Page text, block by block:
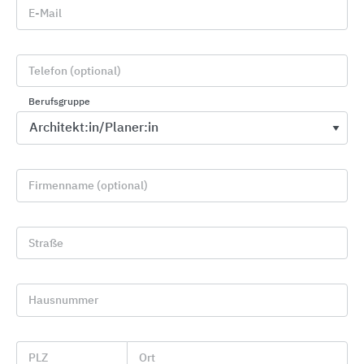
Neuheiten
E-Mail
Telefon (optional)
Berufsgruppe
Firmenname (optional)
Straße
Hausnummer
PLZ Ort